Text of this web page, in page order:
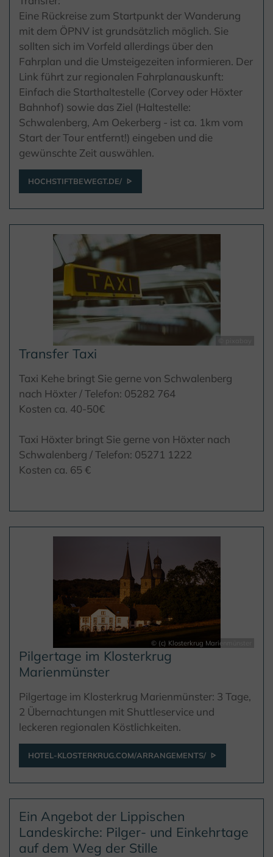
Eine Rückreise zum Startpunkt der Wanderung
mit dem ÖPNV ist grundsätzlich möglich. Sie
sollten sich im Vorfeld allerdings über den
Fahrplan und die Umsteigezeiten informieren. Der
Link führt zur regionalen Fahrplanauskunft:
Einfach die Starthaltestelle (Corvey oder Höxter
Bahnhof) sowie das Ziel (Haltestelle:
Schwalenberg, Am Oekerberg - ist ca. 1km vom
Start der Tour entfernt!) eingeben und die
gewünschte Zeit auswählen.
HOCHSTIFTBEWEGT.DE/
Transfer Taxi
Taxi Kehe bringt Sie gerne von Schwalenberg
nach Höxter / Telefon: 05282 764
Kosten ca. 40-50€
Taxi Höxter bringt Sie gerne von Höxter nach
Schwalenberg / Telefon: 05271 1222
Kosten ca. 65 €
© (c) Klosterkrug Marienmünster
Pilgertage im Klosterkrug
Marienmünster
Pilgertage im Klosterkrug Marienmünster: 3 Tage,
2 Übernachtungen mit Shuttleservice und
leckeren regionalen Köstlichkeiten.
HOTEL-KLOSTERKRUG.COM/ARRANGEMENTS/
Ein Angebot der Lippischen
Landeskirche: Pilger- und Einkehrtage
auf dem Weg der Stille